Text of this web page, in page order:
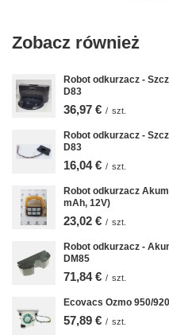
Zobacz również
Robot odkurzacz -
D83
36,97 € / szt.
Robot odkurzacz -
D83
16,04 € / szt.
Robot odkurzacz
mAh, 12V)
23,02 € / szt.
Robot odkurzacz -
DM85
71,84 € / szt.
Ecovacs Ozmo 950/
57,89 € / szt.